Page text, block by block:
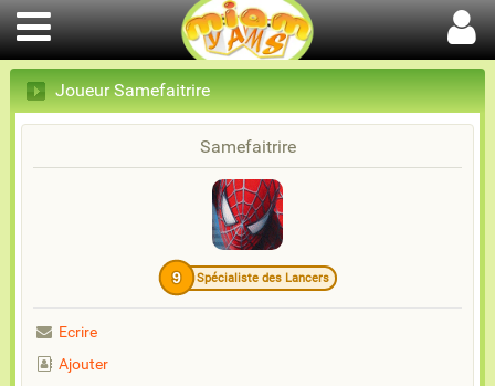
Joueur Samefaitrire
Samefaitrire
9 Spécialiste des Lancers
Ecrire
Ajouter